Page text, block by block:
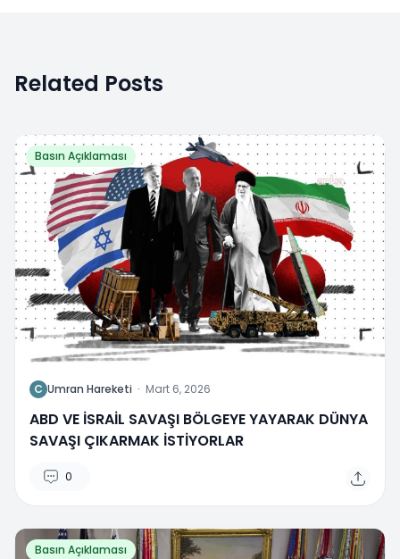
Related Posts
Basın Açıklaması
C Umran Hareketi · Mart 6, 2026
ABD VE İSRAİL SAVAŞI BÖLGEYE YAYARAK DÜNYA
SAVAŞI ÇIKARMAK İSTİYORLAR
0
Basın Açıklaması